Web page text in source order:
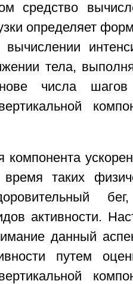
средство
определяет
тела,
числа шагов
компонента
таких
активности.
данный
путем